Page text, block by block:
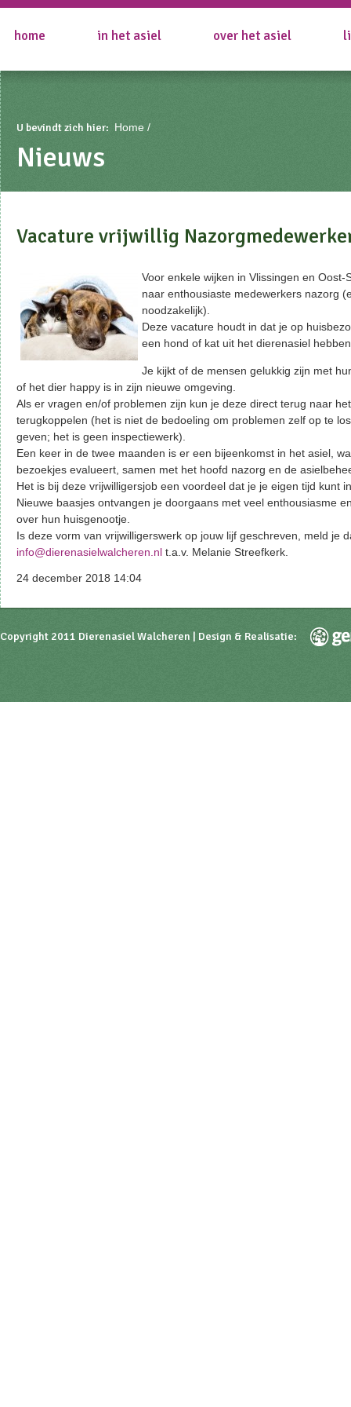
home in het asiel over het asiel
U bevindt zich hier: Home
Nieuws
Vacature vrijwillig
Voor enkele wijken in Vlissingen en Oost-
naar enthousiaste medewerkers nazorg
noodzakelijk).
Deze vacature houdt in dat je op
een hond of kat uit het dierenasiel
Je kijkt of de mensen gelukkig zijn met
of het dier happy is in zijn nieuwe omgeving.
Als er vragen en/of problemen zijn kun je deze direct terug naar
terugkoppelen (het is niet de bedoeling om problemen zelf op te
geven; het is geen inspectiewerk).
Een keer in de twee maanden is er een bijeenkomst in het asiel,
bezoekjes evalueert, samen met het hoofd nazorg en de
Het is bij deze vrijwilligersjob een voordeel dat je je eigen tijd kunt
Nieuwe baasjes ontvangen je doorgaans met veel enthousiasme
over hun huisgenootje.
Is deze vorm van vrijwilligerswerk op jouw lijf geschreven, meld je
info@dierenasielwalcheren.nl t.a.v. Melanie Streefkerk.
24 december 2018 14:04
Copyright 2011 Dierenasiel Walcheren | Design & Realisatie: